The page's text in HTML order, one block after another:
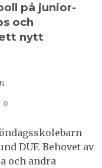
på junior­
och
ett nytt
0
DUF. Behovet av
och andra